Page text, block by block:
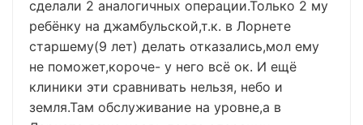
сделали 2 аналогичных операции.Только 2 му
ребёнку на джамбульской,т.к. в Лорнете
старшему(9 лет) делать отказались,мол ему
не поможет,короче- у него всё ок. И ещё
клиники эти сравнивать нельзя, небо и
земля.Там обслуживание на уровне,а в